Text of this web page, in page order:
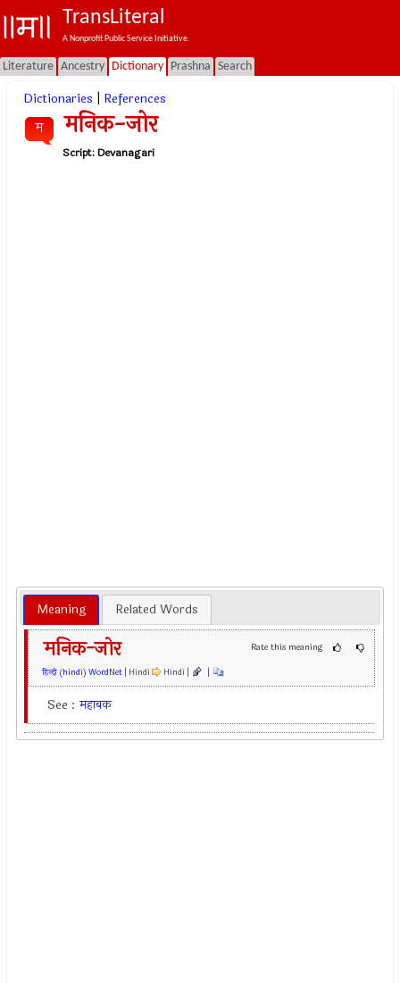
TransLiteral
A Nonprofit Public Service Initiative.
Literature Ancestry Dictionary Prashna Search
Dictionaries References
म मनिक-जोर
Script:Devanagari
Meaning Related Words
Rate this meaning
मनिक-जोर
हिन्दी (hindi) WordNet | Hindi Hindi | |
See :महाबक